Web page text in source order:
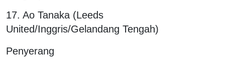
17. Ao Tanaka (Leeds
United/Inggris/Gelandang Tengah)
Penyerang